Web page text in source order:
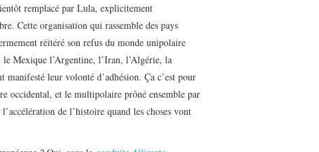
remplacé par Lula, explicitement
Cette organisation qui rassemble des pays
réitéré son refus du monde unipolaire
Mexique l’Argentine, l’Iran, l’Algérie, la
leur volonté d’adhésion. Ça c’est pour
occidental, et le multipolaire prôné ensemble par
de l’histoire quand les choses vont